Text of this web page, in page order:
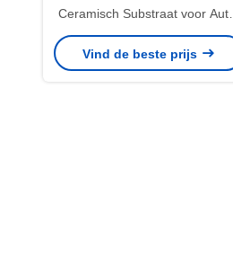
Ceramisch Substraat voor Auto,
motorfiets
Vind de beste prijs